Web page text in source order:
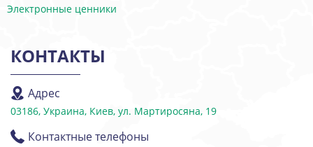
Электронные ценники
КОНТАКТЫ
Адрес
03186, Украина, Киев, ул. Мартиросяна, 19
Контактные телефоны